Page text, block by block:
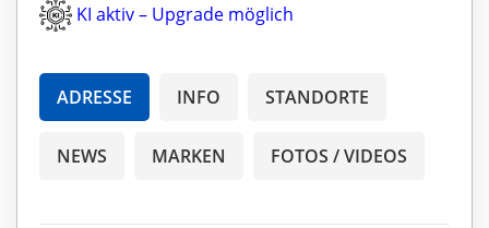
KI aktiv – Upgrade möglich
ADRESSE INFO STANDORTE
NEWS MARKEN FOTOS / VIDEOS